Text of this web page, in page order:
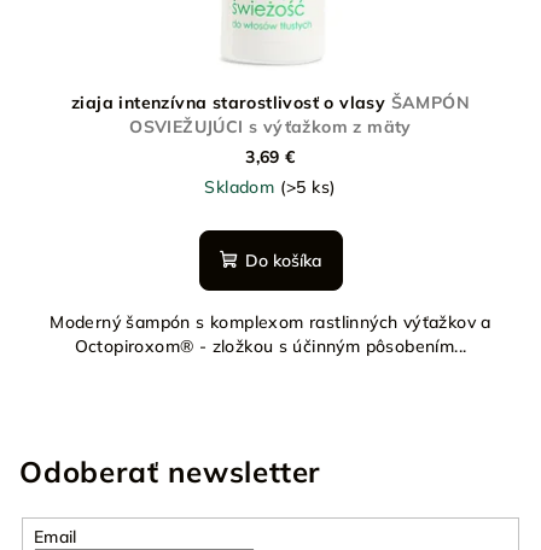
ziaja intenzívna starostlivosť o vlasy ŠAMPÓN
OSVIEŽUJÚCI s výťažkom z mäty
3,69 €
Skladom (>5 ks)
Do košíka
Moderný šampón s komplexom rastlinných výťažkov a
Octopiroxom® - zložkou s účinným pôsobením...
Odoberať newsletter
Email